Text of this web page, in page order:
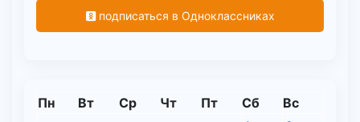
подписаться в Одноклассниках
Пн Вт Ср Чт Пт Сб Вс